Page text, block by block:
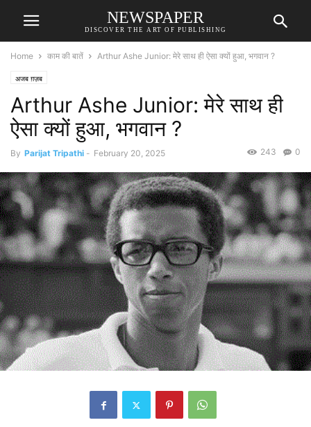
NEWSPAPER
DISCOVER THE ART OF PUBLISHING
Home काम की बातें Arthur Ashe Junior: मेरे साथ ही ऐसा क्यों हुआ, भगवान ?
अजब ग़ज़ब
Arthur Ashe Junior: मेरे साथ ही
ऐसा क्यों हुआ, भगवान ?
By Parijat Tripathi - February 20, 2025 0
243